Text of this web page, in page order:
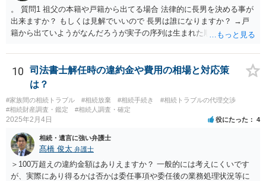
。 質問1 祖父の本籍や戸籍から出てる場合 法律的に長男を決める事が
出来ますか？ もしくは見解でいいので 長男は誰になりますか？ →戸
籍から出ていようがなんだろうが実子の序列は生まれた順ですから、
書が腹違いの長男に向けてある場合 書かれてる内容が最優先にされる
のですか？ →遺書というのが、法律上の遺言の形式を守っている限り
はそのとおりです。 質問3 父が腹違いの長男に法律的に優位になれそ
うな事はありますか？ →遺言が有効な場合、優位に立つことはできま
せんが、お祖父様が認知症であるなどの「遺言が作れないはずの事
情」があるならば①遺言無効確認の訴えを起こすのは一つの手です。
問4 相続トラブルの代理交渉は可能でしょうか。 →一般論としては可
能ですが、お伺いする内容ですとお祖父様が亡くなられた後に動くこ
とになるでしょう。
10
司法書士解任時の違約金や費用の相場と対応策
は？
#家族間の相続トラブル #相続放棄 #相続手続き
#相続トラブルの代理交渉
#相続財産調査・鑑定
#相続人調査・確定
2025年2月4日 役にたった 4
相続・遺言に強い弁護士
髙橋 俊太 弁護士
＞100万超えの違約金額はありえますか？ 一般的には考えにくいです
が、実際にあり得るかは否かは委任事項や委任後の業務処理状況等に